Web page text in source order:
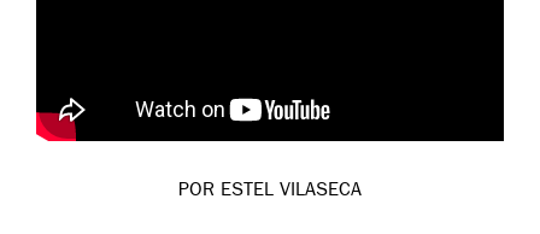
POR ESTEL VILASECA